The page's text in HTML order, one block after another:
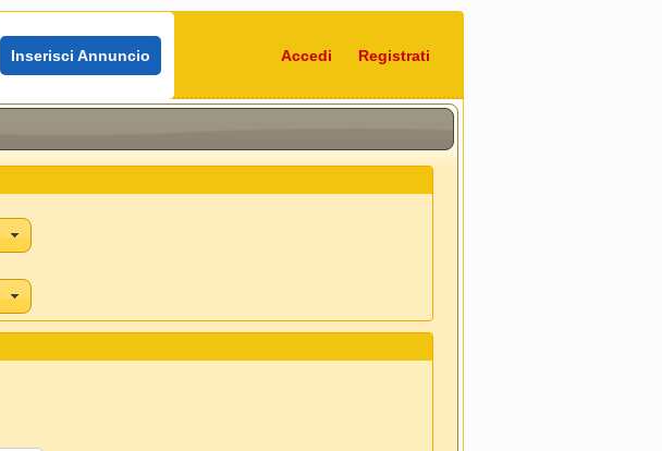
Inserisci Annuncio Accedi Registrati